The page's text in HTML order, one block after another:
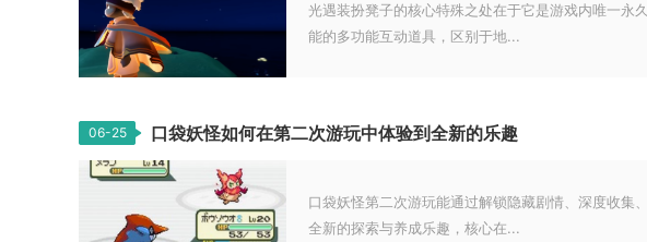
光遇装扮凳子的核心特殊之处在于它是游戏内唯一永
能的多功能互动道具，区别于地...
06-25 口袋妖怪如何在第二次游玩中体验到全新的乐趣
口袋妖怪第二次游玩能通过解锁隐藏剧情、深度收集
全新的探索与养成乐趣，核心在...